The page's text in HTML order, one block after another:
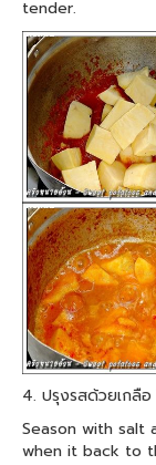
tender.
4. ปรุงรสด้วยเกลื
Season with salt
when it back to